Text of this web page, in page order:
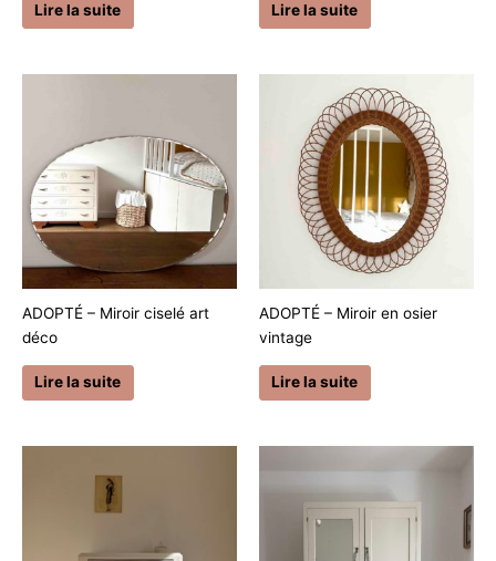
Lire la suite Lire la suite
ADOPTÉ – Miroir ciselé art
déco
Lire la suite
ADOPTÉ – Miroir en osier
vintage
Lire la suite